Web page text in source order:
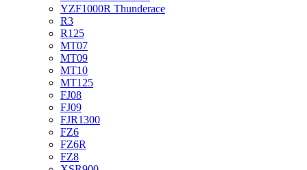
YZF1000R Thunderace
R3
R125
MT07
MT09
MT10
MT125
FJ08
FJ09
FJR1300
FZ6
FZ6R
FZ8